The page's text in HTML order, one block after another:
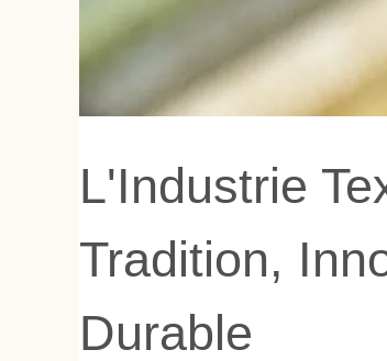
L'Industrie
Tradition,
Durable